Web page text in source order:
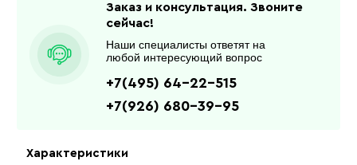
Характеристики
Заказ и консультация. Звоните
сейчас!
Наши специалисты ответят на
любой интересующий вопрос
+7(495) 64-22-515
+7(926) 680-39-95